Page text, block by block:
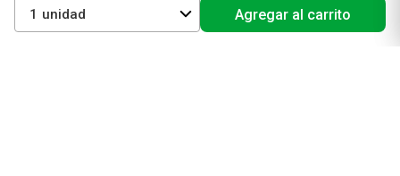
1 Agregar al carrito
Vichy
Eucerin